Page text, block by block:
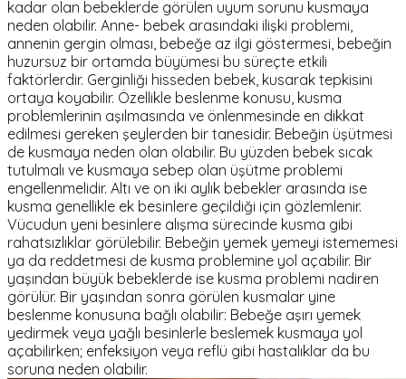
kadar olan bebeklerde görülen uyum sorunu kusmaya
neden olabilir. Anne- bebek arasındaki ilişki problemi,
annenin gergin olması, bebeğe az ilgi göstermesi, bebeğin
huzursuz bir ortamda büyümesi bu süreçte etkili
faktörlerdir. Gerginliği hisseden bebek, kusarak tepkisini
ortaya koyabilir. Özellikle beslenme konusu, kusma
problemlerinin aşılmasında ve önlenmesinde en dikkat
edilmesi gereken şeylerden bir tanesidir. Bebeğin üşütmesi
de kusmaya neden olan olabilir. Bu yüzden bebek sıcak
tutulmalı ve kusmaya sebep olan üşütme problemi
engellenmelidir. Altı ve on iki aylık bebekler arasında ise
kusma genellikle ek besinlere geçildiği için gözlemlenir.
Vücudun yeni besinlere alışma sürecinde kusma gibi
rahatsızlıklar görülebilir. Bebeğin yemek yemeyi istememesi
ya da reddetmesi de kusma problemine yol açabilir. Bir
yaşından büyük bebeklerde ise kusma problemi nadiren
görülür. Bir yaşından sonra görülen kusmalar yine
beslenme konusuna bağlı olabilir: Bebeğe aşırı yemek
yedirmek veya yağlı besinlerle beslemek kusmaya yol
açabilirken; enfeksiyon veya reflü gibi hastalıklar da bu
soruna neden olabilir.